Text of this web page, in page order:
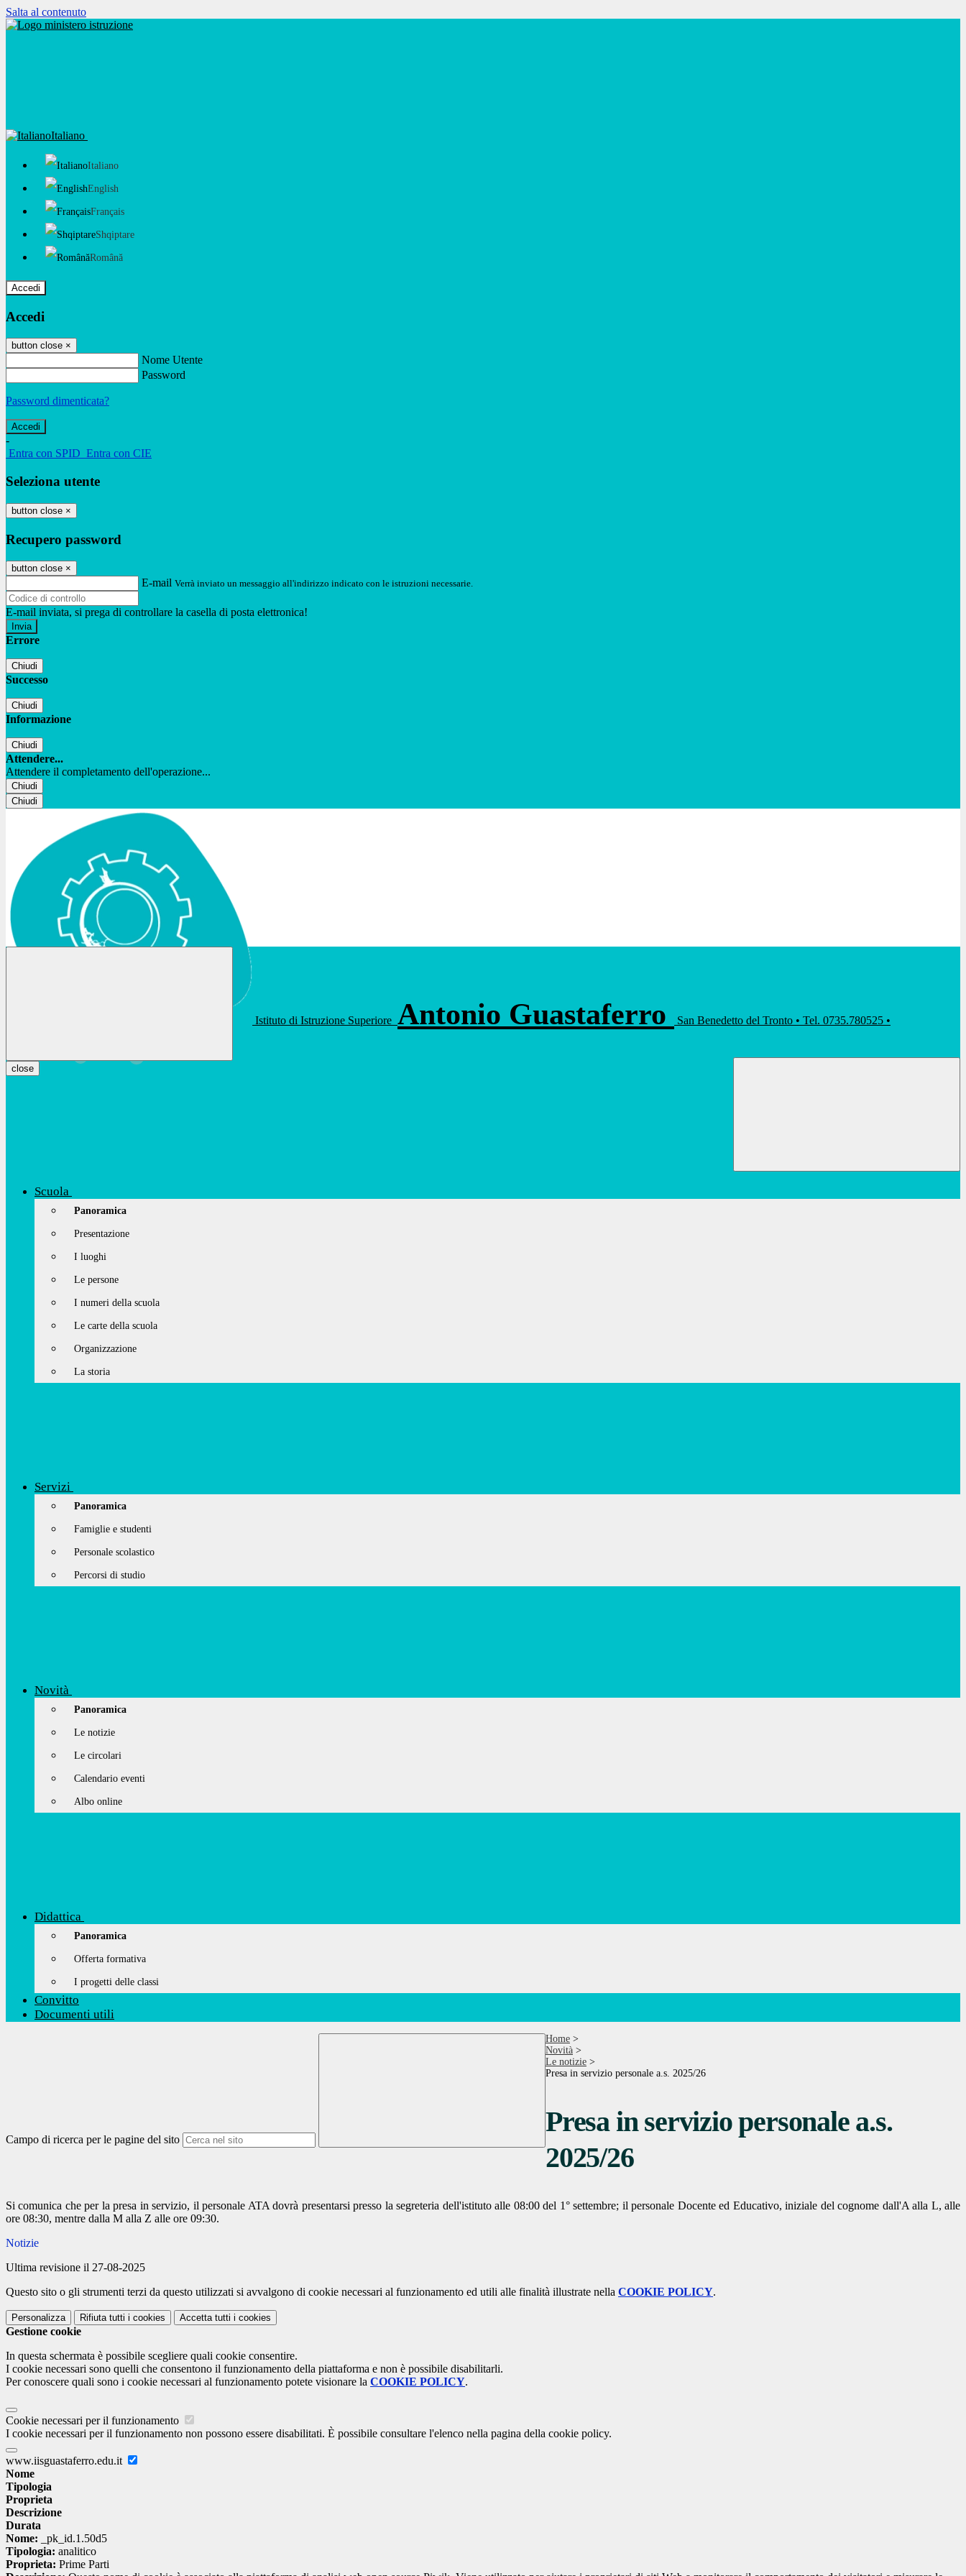
Salta al contenuto
Italiano
Italiano
English
Français
Shqiptare
Română
Accedi
Accedi
button close ×
Nome Utente
Password
Password dimenticata?
-
Entra con SPID Entra con CIE
Seleziona utente
button close ×
Recupero password
button close ×
E-mail Verrà inviato un messaggio all'indirizzo indicato con le istruzioni necessarie.
E-mail inviata, si prega di controllare la casella di posta elettronica!
Errore
Chiudi
Successo
Chiudi
Informazione
Chiudi
Attendere...
Attendere il completamento dell'operazione...
Chiudi
Chiudi
Istituto di Istruzione Superiore Antonio Guastaferro
San Benedetto del Tronto • Tel. 0735.780525 •
close
Scuola
Panoramica
Presentazione
I luoghi
Le persone
I numeri della scuola
Le carte della scuola
Organizzazione
La storia
Servizi
Panoramica
Famiglie e studenti
Personale scolastico
Percorsi di studio
Novità
Panoramica
Le notizie
Le circolari
Calendario eventi
Albo online
Didattica
Panoramica
Offerta formativa
I progetti delle classi
Convitto
Documenti utili
Campo di ricerca per le pagine del sito
Home >
Novità >
Le notizie >
Presa in servizio personale a.s. 2025/26
Presa in servizio personale a.s.
2025/26
Si comunica che per la presa in servizio, il personale ATA dovrà presentarsi presso la segreteria dell'istituto alle 08:00 del 1° settembre; il personale Docente ed Educativo, iniziale del cognome dall'A alla L, alle
ore 08:30, mentre dalla M alla Z alle ore 09:30.
Notizie
Ultima revisione il 27-08-2025
Questo sito o gli strumenti terzi da questo utilizzati si avvalgono di cookie necessari al funzionamento ed utili alle finalità illustrate nella COOKIE POLICY.
Personalizza Rifiuta tutti i cookies Accetta tutti i cookies
Gestione cookie
In questa schermata è possibile scegliere quali cookie consentire.
I cookie necessari sono quelli che consentono il funzionamento della piattaforma e non è possibile disabilitarli.
Per conoscere quali sono i cookie necessari al funzionamento potete visionare la COOKIE POLICY.
Cookie necessari per il funzionamento
I cookie necessari per il funzionamento non possono essere disabilitati. È possibile consultare l'elenco nella pagina della cookie policy.
www.iisguastaferro.edu.it
Nome
Tipologia
Proprieta
Descrizione
Durata
Nome: _pk_id.1.50d5
Tipologia: analitico
Proprieta: Prime Parti